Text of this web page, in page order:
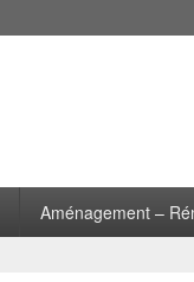
Aménagement –